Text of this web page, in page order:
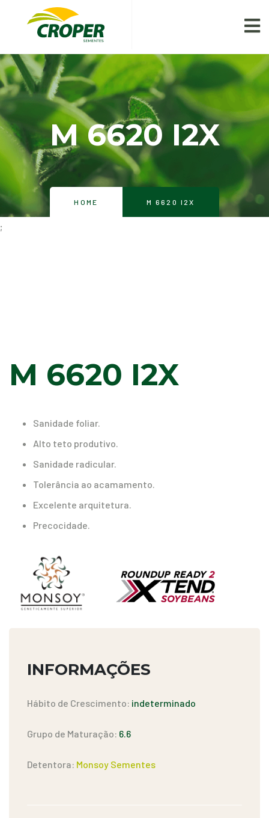
M 6620 I2X
HOME M 6620 I2X
;
M 6620 I2X
Sanidade foliar.
Alto teto produtivo.
Sanidade radicular.
Tolerância ao acamamento.
Excelente arquitetura.
Precocidade.
INFORMAÇÕES
Hábito de Crescimento: indeterminado
Grupo de Maturação: 6.6
Detentora: Monsoy Sementes